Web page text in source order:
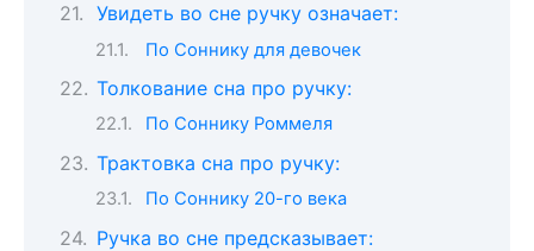
Увидеть во сне ручку означает:
По Соннику для девочек
Толкование сна про ручку:
По Соннику Роммеля
Трактовка сна про ручку:
По Соннику 20-го века
Ручка во сне предсказывает: